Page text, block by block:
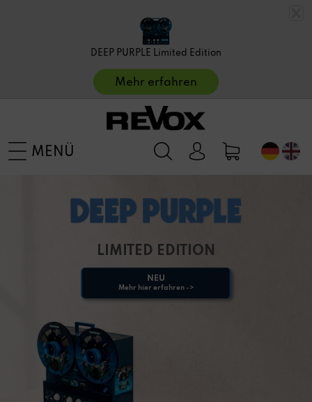
DEEP PURPLE Limited Edition
Mehr erfahren
MENÜ
LIMITED EDITION
NEU
Mehr hier erfahren ->